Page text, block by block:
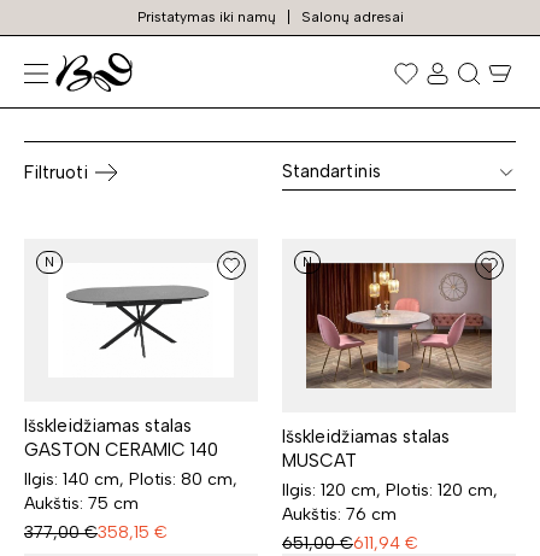
Pristatymas iki namų Salonų adresai
Prekių
paieška
Keramikiniai stalai
Filtruoti Standartinis
N
Išskleidžiamas stalas
GASTON CERAMIC 140
Ilgis: 140 cm, Plotis: 80 cm,
Aukštis: 75 cm
377,00 €358,15 €
N
Išskleidžiamas stalas
MUSCAT
Ilgis: 120 cm, Plotis: 120 cm,
Aukštis: 76 cm
651,00 €611,94 €